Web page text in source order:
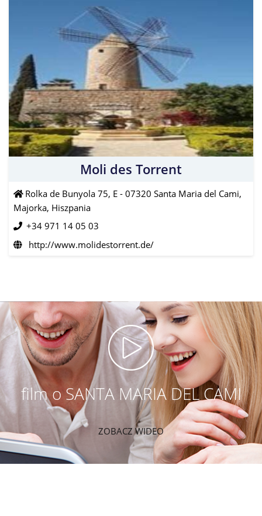
Moli des Torrent
Rolka de Bunyola 75, E - 07320 Santa Maria del Cami,
Majorka, Hiszpania
+34 971 14 05 03
http://www.molidestorrent.de/
film o SANTA MARIA DEL CAMI
ZOBACZ WIDEO